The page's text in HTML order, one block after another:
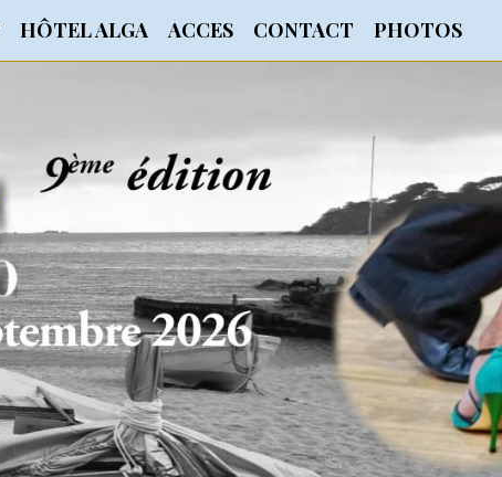
HÔTEL ALGA ACCES CONTACT PHOTOS